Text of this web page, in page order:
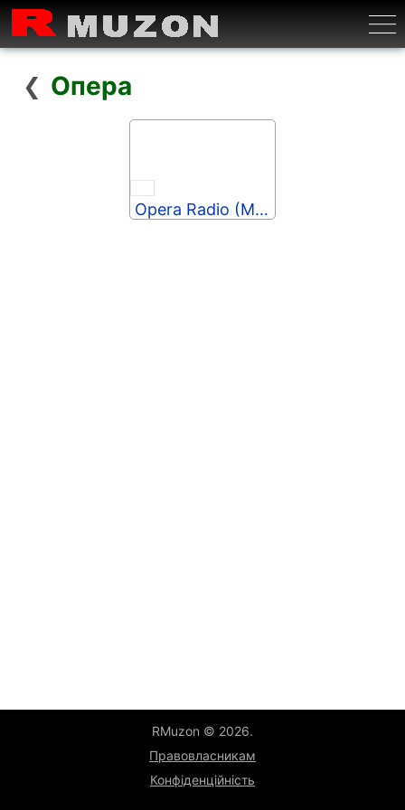
❮ Опера
Opera Radio (MRG.fm)
RMuzon © 2026.
Правовласникам
Конфіденційність